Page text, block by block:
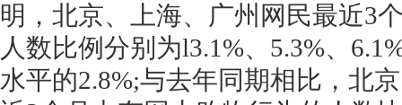
明，北京、上海、广州网民最近3
人数比例分别为l3.1%、5.3%、
水平的2.8%;与去年同期相比，北